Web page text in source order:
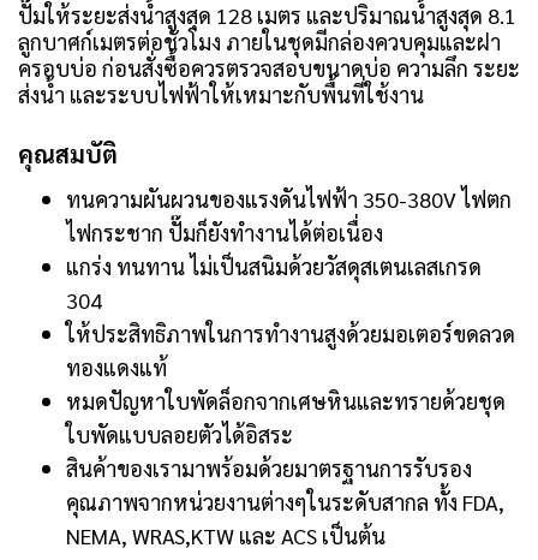
ปั๊มให้ระยะส่งน้ำสูงสุด 128 เมตร และปริมาณน้ำสูงสุด 8.1
ลูกบาศก์เมตรต่อชั่วโมง ภายในชุดมีกล่องควบคุมและฝา
ครอบบ่อ ก่อนสั่งซื้อควรตรวจสอบขนาดบ่อ ความลึก ระยะ
ส่งน้ำ และระบบไฟฟ้าให้เหมาะกับพื้นที่ใช้งาน
คุณสมบัติ
ทนความผันผวนของแรงดันไฟฟ้า 350-380V ไฟตก
ไฟกระชาก ปั๊มก็ยังทำงานได้ต่อเนื่อง
แกร่ง ทนทาน ไม่เป็นสนิมด้วยวัสดุสเตนเลสเกรด
304
ให้ประสิทธิภาพในการทำงานสูงด้วยมอเตอร์ขดลวด
ทองแดงแท้
หมดปัญหาใบพัดล็อกจากเศษหินและทรายด้วยชุด
ใบพัดแบบลอยตัวได้อิสระ
สินค้าของเรามาพร้อมด้วยมาตรฐานการรับรอง
คุณภาพจากหน่วยงานต่างๆในระดับสากล ทั้ง FDA,
NEMA, WRAS,KTW และ ACS เป็นต้น